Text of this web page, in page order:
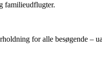
familieudflugter.
for alle besøgende –